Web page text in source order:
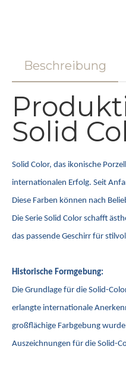
Beschreibung
Solid
Solid Color, das ikonische
internationalen Erfolg. Seit
Diese Farben können nach
Die Serie Solid Color schafft
das passende Geschirr für
Historische Formgebung:
Die Grundlage für die Solid-
erlangte internationale
großflächige Farbgebung
Auszeichnungen für die Solid-